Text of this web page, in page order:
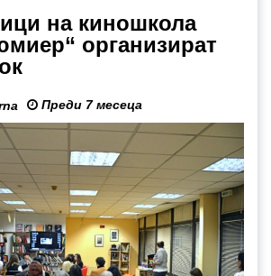
на киношкола
организират
Преди 7 месеца